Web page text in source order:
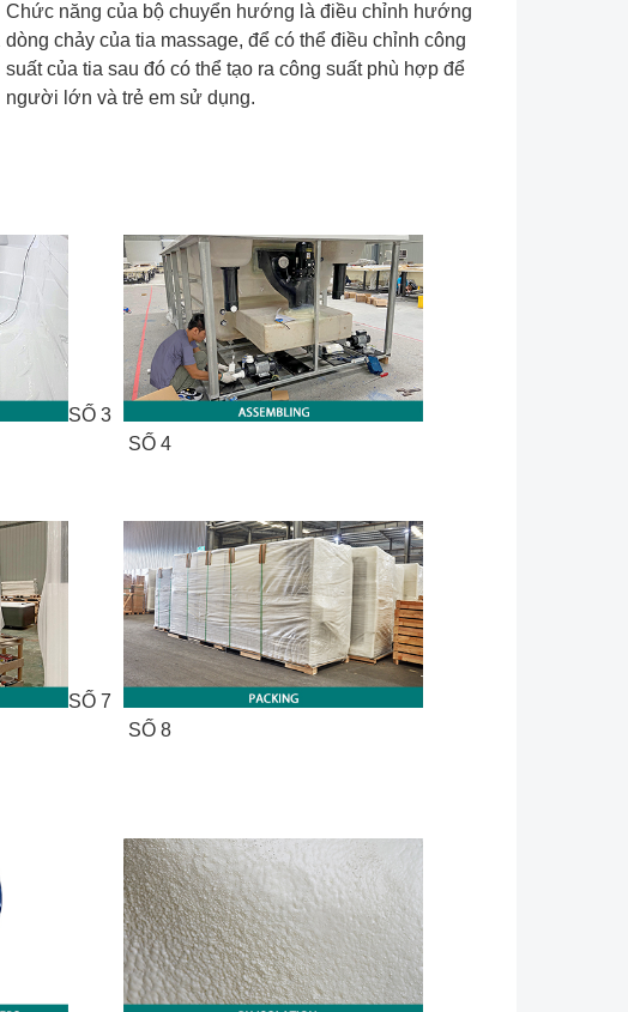
Chức năng của bộ chuyển hướng là điều chỉnh hướng
dòng chảy của tia massage, để có thể điều chỉnh công
suất của tia sau đó có thể tạo ra công suất phù hợp để
người lớn và trẻ em sử dụng.
SỐ 3
SỐ 4
SỐ 7
SỐ 8